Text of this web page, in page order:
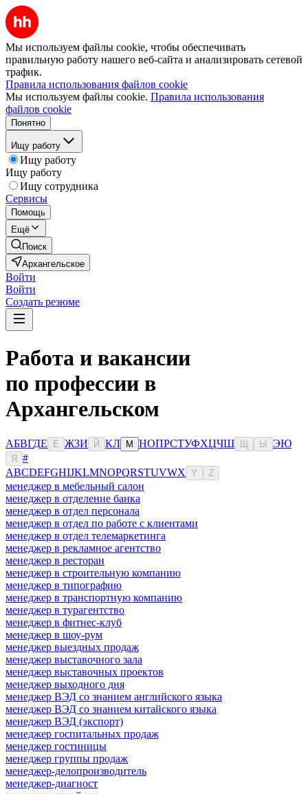
Мы используем файлы cookie, чтобы обеспечивать
правильную работу нашего веб-сайта и анализировать сетевой
трафик.
Правила использования файлов cookie
Мы используем файлы cookie. Правила использования
файлов cookie
Понятно
Ищу работу
Ищу работу
Ищу работу
Ищу сотрудника
Сервисы
Помощь
Ещё
Поиск
Архангельское
Войти
Войти
Создать резюме
Работа и вакансии
по профессии в
Архангельском
АБВГДЕ Ё ЖЗИ Й КЛ М НОПРСТУФХЦЧШ Ы ЭЮ
Я
#
ABCDEFGHIJKLMNOPQRSTUVWX Y Z
менеджер в мебельный салон
менеджер в отделение банка
менеджер в отдел персонала
менеджер в отдел по работе с клиентами
менеджер в отдел телемаркетинга
менеджер в рекламное агентство
менеджер в ресторан
менеджер в строительную компанию
менеджер в типографию
менеджер в транспортную компанию
менеджер в турагентство
менеджер в фитнес-клуб
менеджер в шоу-рум
менеджер выездных продаж
менеджер выставочного зала
менеджер выставочных проектов
менеджер выходного дня
менеджер ВЭД со знанием английского языка
менеджер ВЭД со знанием китайского языка
менеджер ВЭД (экспорт)
менеджер госпитальных продаж
менеджер гостиницы
менеджер группы продаж
менеджер-делопроизводитель
менеджер-диагност